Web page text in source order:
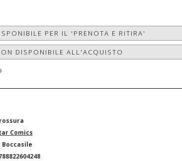
PER IL 'PRENOTA E RITIRA'
DISPONIBILE ALL'ACQUISTO
Comics
Boccasile